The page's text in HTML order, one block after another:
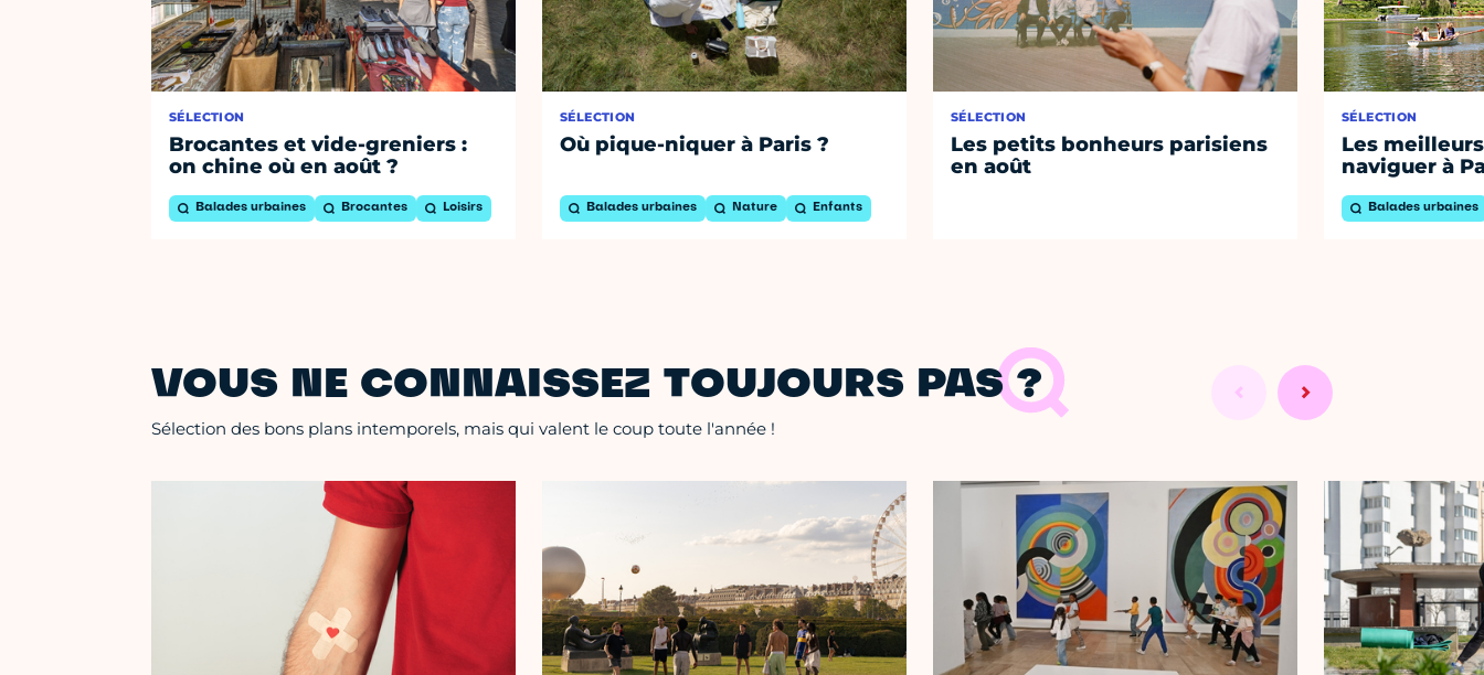
SÉLECTION
Brocantes et vide-greniers :
on chine où en août ?
Balades urbaines Brocantes Loisirs
SÉLECTION
Où pique-niquer à Paris ?
Balades urbaines Nature Enfants
SÉLECTION
Les petits bonheurs parisiens
en août
SÉLECTION
Les
naviguer à
Balades urbaines
VOUS NE CONNAISSEZ TOUJOURS PAS ?
Sélection des bons plans intemporels, mais qui valent le coup toute l'année !